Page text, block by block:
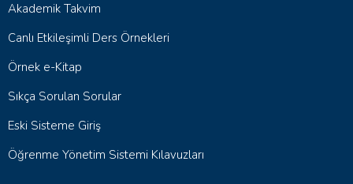
Akademik Takvim
Canlı Etkileşimli Ders Örnekleri
Örnek e-Kitap
Sıkça Sorulan Sorular
Eski Sisteme Giriş
Öğrenme Yönetim Sistemi Kılavuzları